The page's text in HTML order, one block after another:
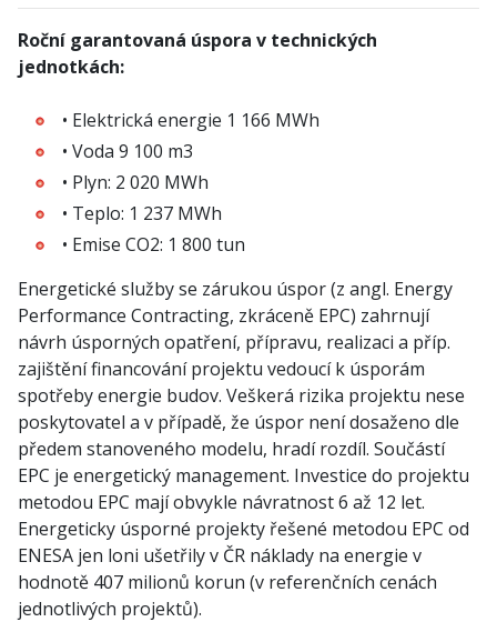
Roční garantovaná úspora v technických
jednotkách:
• Elektrická energie 1 166 MWh
• Voda 9 100 m3
• Plyn: 2 020 MWh
• Teplo: 1 237 MWh
• Emise CO2: 1 800 tun
Energetické služby se zárukou úspor (z angl. Energy
Performance Contracting, zkráceně EPC) zahrnují
návrh úsporných opatření, přípravu, realizaci a příp.
zajištění financování projektu vedoucí k úsporám
spotřeby energie budov. Veškerá rizika projektu nese
poskytovatel a v případě, že úspor není dosaženo dle
předem stanoveného modelu, hradí rozdíl. Součástí
EPC je energetický management. Investice do projektu
metodou EPC mají obvykle návratnost 6 až 12 let.
Energeticky úsporné projekty řešené metodou EPC od
ENESA jen loni ušetřily v ČR náklady na energie v
hodnotě 407 milionů korun (v referenčních cenách
jednotlivých projektů).